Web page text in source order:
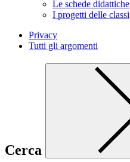
Le schede didattiche
I progetti delle classi
Privacy
Tutti gli argomenti
Cerca